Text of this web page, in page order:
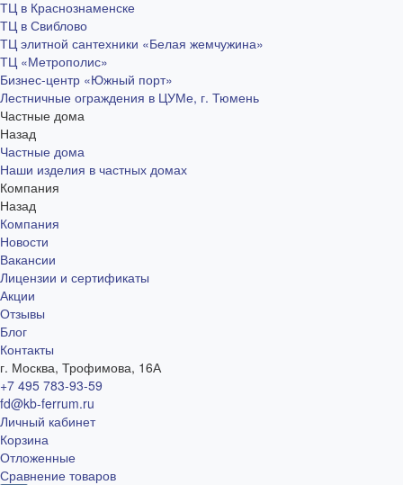
ТЦ в Краснознаменске
ТЦ в Свиблово
ТЦ элитной сантехники «Белая жемчужина»
ТЦ «Метрополис»
Бизнес-центр «Южный порт»
Лестничные ограждения в ЦУМе, г. Тюмень
Частные дома
Назад
Частные дома
Наши изделия в частных домах
Компания
Назад
Компания
Новости
Вакансии
Лицензии и сертификаты
Акции
Отзывы
Блог
Контакты
г. Москва, Трофимова, 16А
+7 495 783-93-59
fd@kb-ferrum.ru
Личный кабинет
Корзина
Отложенные
Сравнение товаров